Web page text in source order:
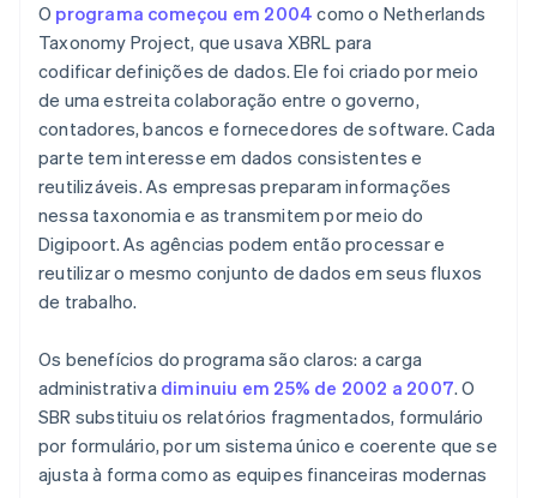
O programa começou em 2004 como o Netherlands
Taxonomy Project, que usava XBRL para
codificar definições de dados. Ele foi criado por meio
de uma estreita colaboração entre o governo,
contadores, bancos e fornecedores de software. Cada
parte tem interesse em dados consistentes e
reutilizáveis. As empresas preparam informações
nessa taxonomia e as transmitem por meio do
Digipoort. As agências podem então processar e
reutilizar o mesmo conjunto de dados em seus fluxos
de trabalho.
Os benefícios do programa são claros: a carga
administrativa diminuiu em 25% de 2002 a 2007. O
SBR substituiu os relatórios fragmentados, formulário
por formulário, por um sistema único e coerente que se
ajusta à forma como as equipes financeiras modernas